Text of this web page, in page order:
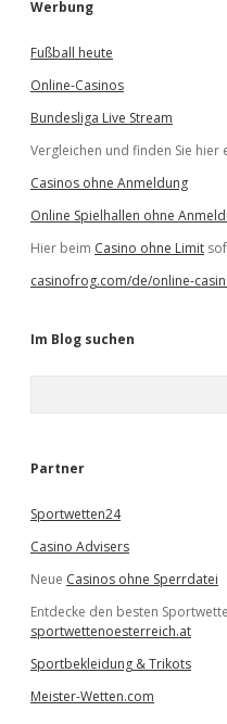
Werbung
Fußball heute
Online-Casinos
Bundesliga Live Stream
Vergleichen und finden Sie hier
Casinos ohne Anmeldung
Online Spielhallen ohne
Hier beim Casino ohne Limit
casinofrog.com/de/online-
Im Blog suchen
e
Partner
Sportwetten24
Casino Advisers
Neue Casinos ohne Sperrdatei
Entdecke den besten
sportwettenoesterreich.at
Sportbekleidung & Trikots
Meister-Wetten.com